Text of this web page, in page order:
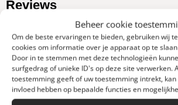
Beheer cookie
Om de beste ervaringen te bieden, gebruiken wij
cookies om informatie over je apparaat op te
Door in te stemmen met deze technologieën
surfgedrag of unieke ID's op deze site verwerken.
toestemming geeft of uw toestemming intrekt, kan
invloed hebben op bepaalde functies en
Reviews
0 van 5 sterren (op
basis van 0 reviews)
Uitstekend
Heel goed